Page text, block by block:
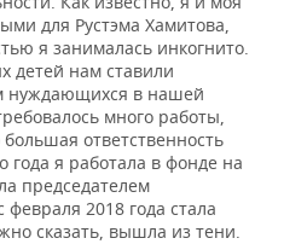
для Рустэма Хамитова,
я занималась инкогнито.
детей нам ставили
нуждающихся в нашей
много работы,
ответственность
я работала в фонде на
председателем
февраля 2018 года стала
сказать, вышла из тени.